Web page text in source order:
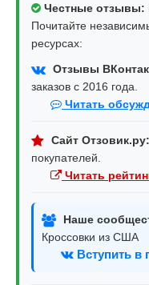
Честные отзывы:
Почитайте
ресурсах:
Отзывы
заказов с 2016 года.
Читать
Сайт Отзовик.ру:
покупателей.
Читать
Наше
Кроссовки из США
Вступить в